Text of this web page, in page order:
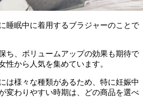
睡眠中に着用するブラジャーのことで
ち、ボリュームアップの効果も期待で
性から人気を集めています。
は様々な種類があるため、特に妊娠中
変わりやすい時期は、どの商品を選べ